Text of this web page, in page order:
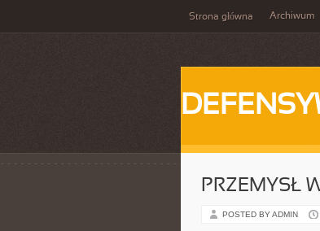
Strona główna Archiwum
PRZEMYSŁ
POSTED BY ADMIN